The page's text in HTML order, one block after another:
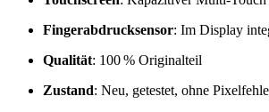
Fingerabdrucksensor: Im Display
Qualität: 100 % Originalteil
Zustand: Neu, getestet, ohne